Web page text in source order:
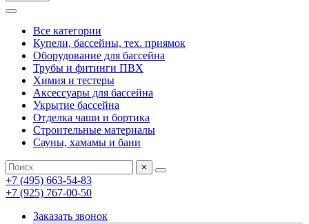
Все категории
Купели, бассейны, тех. приямок
Оборудование для бассейна
Трубы и фитинги ПВХ
Химия и тестеры
Аксессуары для бассейна
Укрытие бассейна
Отделка чаши и бортика
Строительные материалы
Сауны, хамамы и бани
×
+7 (495) 663-54-83
+7 (925) 767-00-50
Заказать звонок